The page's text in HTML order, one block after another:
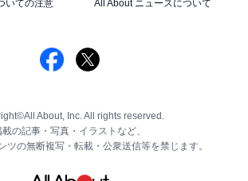
いての注意
All About ニュースについて
About, Inc. All rights reserved.
載の記事・写真・イラストなど、
ツの無断複写・転載・公衆送信等を禁じます。